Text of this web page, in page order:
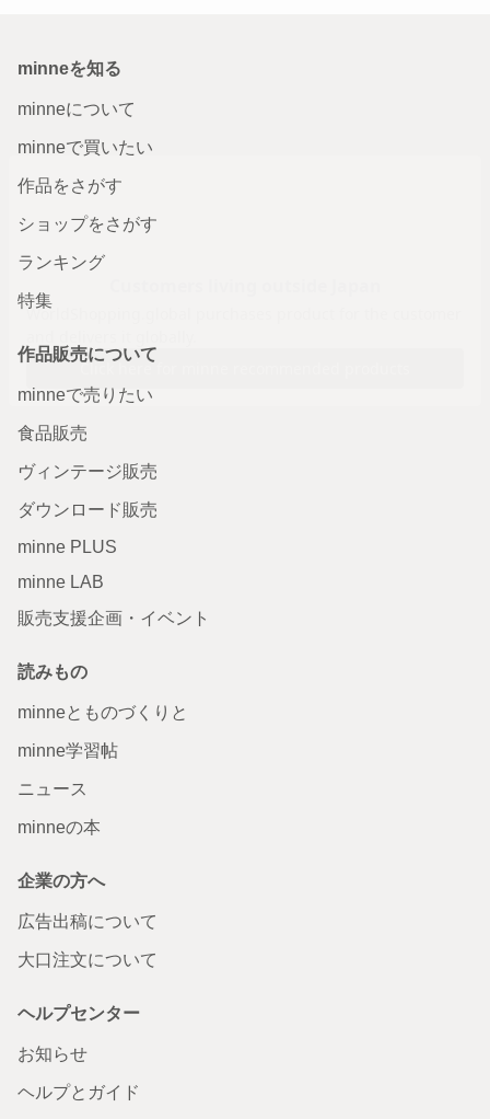
minneを知る
minneについて
minneで買いたい
作品をさがす
ショップをさがす
ランキング
特集
作品販売について
minneで売りたい
食品販売
ヴィンテージ販売
ダウンロード販売
minne PLUS
minne LAB
販売支援企画・イベント
読みもの
minneとものづくりと
minne学習帖
ニュース
minneの本
企業の方へ
広告出稿について
大口注文について
ヘルプセンター
お知らせ
ヘルプとガイド